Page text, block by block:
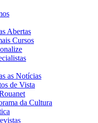
Abertas
Cursos
as Notícias
de Vista
da Cultura